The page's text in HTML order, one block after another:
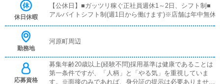
内---直接お客様とやりとりをする受付業務はお店の顔で
す。明るく元気に対応できることが大切ですが、働きなが
客様からのお問合せや来店されたお客様の案内を行ってい
どをお願いします。簡単なマニュアルや、先輩スタッフに
付いて業務内容を見ながら徐々に覚えていただきますの
で、未経験の方でも安心して働けます。■キャスト管理お
休日休暇
【公休日】■ガッツリ稼ぐ正社員週休1～2日、シフト制■
アルバイトシフト制(週1日から働けます)※店舗は年中無休
勤務地
河原町周辺
応募資格
募集年齢20歳以上(経験不問)採用基準は健康であることは
第一条件ですが、「人柄」と「やる気」を重視していま
す。※面接のみであれば、身分証の提示は必要ありません